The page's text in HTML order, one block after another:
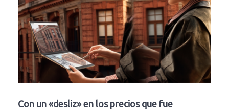
Con un «desliz» en los precios que fue